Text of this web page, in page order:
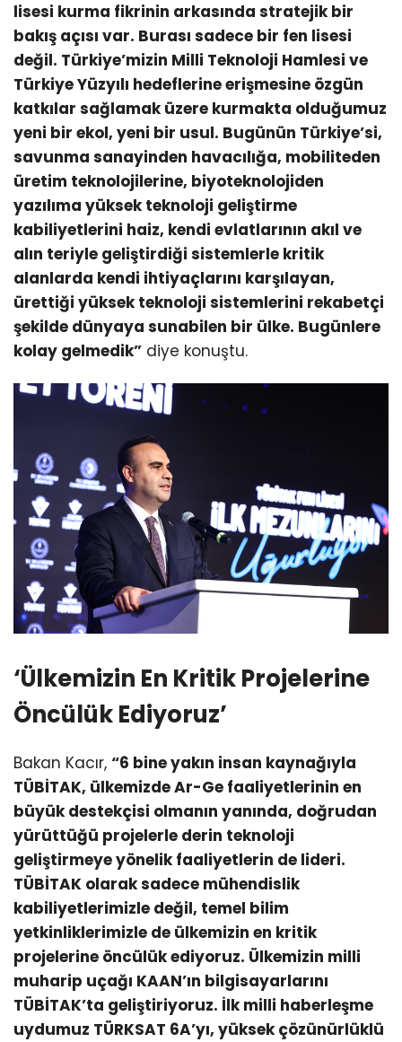
lisesi kurma fikrinin arkasında stratejik bir
bakış açısı var. Burası sadece bir fen lisesi
değil. Türkiye’mizin Milli Teknoloji Hamlesi ve
Türkiye Yüzyılı hedeflerine erişmesine özgün
katkılar sağlamak üzere kurmakta olduğumuz
yeni bir ekol, yeni bir usul. Bugünün Türkiye’si,
savunma sanayinden havacılığa, mobiliteden
üretim teknolojilerine, biyoteknolojiden
yazılıma yüksek teknoloji geliştirme
kabiliyetlerini haiz, kendi evlatlarının akıl ve
alın teriyle geliştirdiği sistemlerle kritik
alanlarda kendi ihtiyaçlarını karşılayan,
ürettiği yüksek teknoloji sistemlerini rekabetçi
şekilde dünyaya sunabilen bir ülke. Bugünlere
kolay gelmedik” diye konuştu.
‘Ülkemizin En Kritik Projelerine
Öncülük Ediyoruz’
Bakan Kacır, “6 bine yakın insan kaynağıyla
TÜBİTAK, ülkemizde Ar-Ge faaliyetlerinin en
büyük destekçisi olmanın yanında, doğrudan
yürüttüğü projelerle derin teknoloji
geliştirmeye yönelik faaliyetlerin de lideri.
TÜBİTAK olarak sadece mühendislik
kabiliyetlerimizle değil, temel bilim
yetkinliklerimizle de ülkemizin en kritik
projelerine öncülük ediyoruz. Ülkemizin milli
muharip uçağı KAAN’ın bilgisayarlarını
TÜBİTAK’ta geliştiriyoruz. İlk milli haberleşme
uydumuz TÜRKSAT 6A’yı, yüksek çözünürlüklü